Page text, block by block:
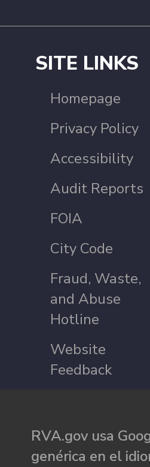
SITE LINKS
Homepage
Privacy Policy
Accessibility
Audit Reports
FOIA
City Code
Fraud, Waste,
and Abuse
Hotline
Website
Feedback
RVA.gov usa
genérica en el